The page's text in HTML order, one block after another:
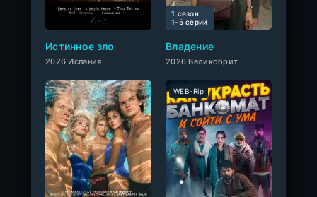
Истинное зло
2026 Испания
Владение
2026 Великобрит
1 сезон
1-5 cерий
0
WEB-Rip